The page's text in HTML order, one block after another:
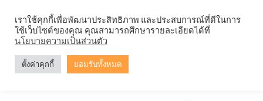
content
เราใช้คุกกี้เพื่อพัฒนาประสิทธิภาพ และประสบการณ์ที่ดีในการ
ใช้เว็บไซต์ของคุณ คุณสามารถศึกษารายละเอียดได้ที่
นโยบายความเป็นส่วนตัว
ตั้งค่าคุกกี้ ยอมรับทั้งหมด